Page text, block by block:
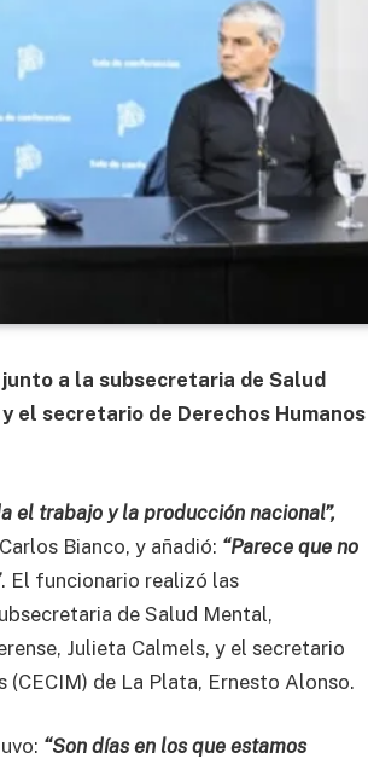
a la subsecretaria de Salud
el secretario de Derechos Humanos
el trabajo y la producción nacional”,
Bianco, y añadió: “Parece que no
. El funcionario realizó las
de Salud Mental,
Julieta Calmels, y el secretario
de La Plata, Ernesto Alonso.
“Son días en los que estamos